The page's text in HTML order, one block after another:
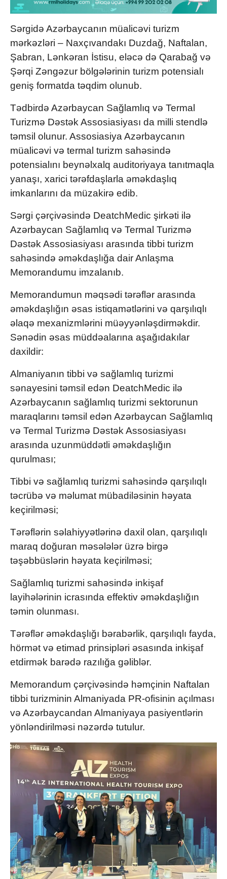
Sərgidə Azərbaycanın müalicəvi turizm
mərkəzləri – Naxçıvandakı Duzdağ, Naftalan,
Şabran, Lənkəran İstisu, eləcə də Qarabağ və
Şərqi Zəngəzur bölgələrinin turizm potensialı
geniş formatda təqdim olunub.
Tədbirdə Azərbaycan Sağlamlıq və Termal
Turizmə Dəstək Assosiasiyası da milli stendlə
təmsil olunur. Assosiasiya Azərbaycanın
müalicəvi və termal turizm sahəsində
potensialını beynəlxalq auditoriyaya tanıtmaqla
yanaşı, xarici tərəfdaşlarla əməkdaşlıq
imkanlarını da müzakirə edib.
Sərgi çərçivəsində DeatchMedic şirkəti ilə
Azərbaycan Sağlamlıq və Termal Turizmə
Dəstək Assosiasiyası arasında tibbi turizm
sahəsində əməkdaşlığa dair Anlaşma
Memorandumu imzalanıb.
Memorandumun məqsədi tərəflər arasında
əməkdaşlığın əsas istiqamətlərini və qarşılıqlı
əlaqə mexanizmlərini müəyyənləşdirməkdir.
Sənədin əsas müddəalarına aşağıdakılar
daxildir:
Almaniyanın tibbi və sağlamlıq turizmi
sənayesini təmsil edən DeatchMedic ilə
Azərbaycanın sağlamlıq turizmi sektorunun
maraqlarını təmsil edən Azərbaycan Sağlamlıq
və Termal Turizmə Dəstək Assosiasiyası
arasında uzunmüddətli əməkdaşlığın
qurulması;
Tibbi və sağlamlıq turizmi sahəsində qarşılıqlı
təcrübə və məlumat mübadiləsinin həyata
keçirilməsi;
Tərəflərin səlahiyyətlərinə daxil olan, qarşılıqlı
maraq doğuran məsələlər üzrə birgə
təşəbbüslərin həyata keçirilməsi;
Sağlamlıq turizmi sahəsində inkişaf
layihələrinin icrasında effektiv əməkdaşlığın
təmin olunması.
Tərəflər əməkdaşlığı bərabərlik, qarşılıqlı fayda,
hörmət və etimad prinsipləri əsasında inkişaf
etdirmək barədə razılığa gəliblər.
Memorandum çərçivəsində həmçinin Naftalan
tibbi turizminin Almaniyada PR-ofisinin açılması
və Azərbaycandan Almaniyaya pasiyentlərin
yönləndirilməsi nəzərdə tutulur.